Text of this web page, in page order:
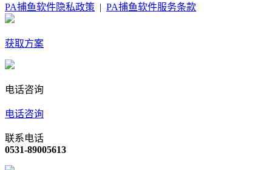
PA捕鱼软件隐私政策
PA捕鱼软件服务条款
获取方案
电话咨询
电话咨询
联系电话
0531-89005613